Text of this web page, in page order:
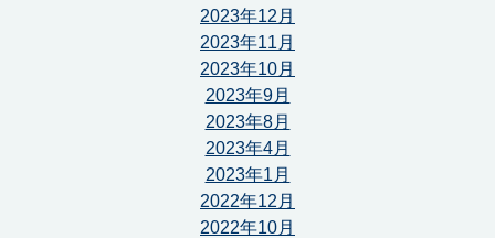
2023年12月
2023年11月
2023年10月
2023年9月
2023年8月
2023年4月
2023年1月
2022年12月
2022年10月